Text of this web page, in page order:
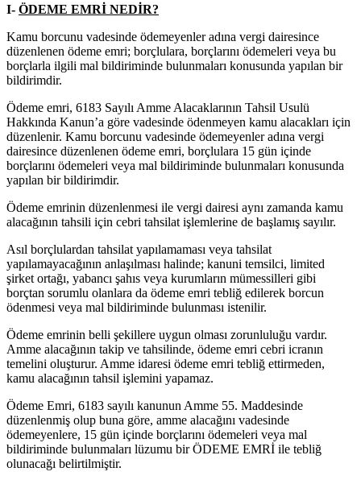
I- ÖDEME EMRİ NEDİR?
Kamu borcunu vadesinde ödemeyenler adına vergi dairesince
düzenlenen ödeme emri; borçlulara, borçlarını ödemeleri veya bu
borçlarla ilgili mal bildiriminde bulunmaları konusunda yapılan bir
bildirimdir.
Ödeme emri, 6183 Sayılı Amme Alacaklarının Tahsil Usulü
Hakkında Kanun’a göre vadesinde ödenmeyen kamu alacakları için
düzenlenir. Kamu borcunu vadesinde ödemeyenler adına vergi
dairesince düzenlenen ödeme emri, borçlulara 15 gün içinde
borçlarını ödemeleri veya mal bildiriminde bulunmaları konusunda
yapılan bir bildirimdir.
Ödeme emrinin düzenlenmesi ile vergi dairesi aynı zamanda kamu
alacağının tahsili için cebri tahsilat işlemlerine de başlamış sayılır.
Asıl borçlulardan tahsilat yapılamaması veya tahsilat
yapılamayacağının anlaşılması halinde; kanuni temsilci, limited
şirket ortağı, yabancı şahıs veya kurumların mümessilleri gibi
borçtan sorumlu olanlara da ödeme emri tebliğ edilerek borcun
ödenmesi veya mal bildiriminde bulunması istenilir.
Ödeme emrinin belli şekillere uygun olması zorunluluğu vardır.
Amme alacağının takip ve tahsilinde, ödeme emri cebri icranın
temelini oluşturur. Amme idaresi ödeme emri tebliğ ettirmeden,
kamu alacağının tahsil işlemini yapamaz.
Ödeme Emri, 6183 sayılı kanunun Amme 55. Maddesinde
düzenlenmiş olup buna göre, amme alacağını vadesinde
ödemeyenlere, 15 gün içinde borçlarını ödemeleri veya mal
bildiriminde bulunmaları lüzumu bir ÖDEME EMRİ ile tebliğ
olunacağı belirtilmiştir.